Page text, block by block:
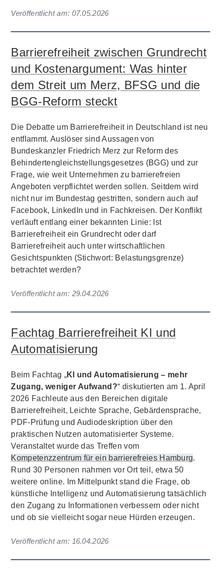
Veröffentlicht am: 07.05.2026
Barrierefreiheit zwischen Grundrecht
und Kostenargument: Was hinter
dem Streit um Merz, BFSG und die
BGG-Reform steckt
Die Debatte um Barrierefreiheit in Deutschland ist neu
entflammt. Auslöser sind Aussagen von
Bundeskanzler Friedrich Merz zur Reform des
Behindertengleichstellungsgesetzes (BGG) und zur
Frage, wie weit Unternehmen zu barrierefreien
Angeboten verpflichtet werden sollen. Seitdem wird
nicht nur im Bundestag gestritten, sondern auch auf
Facebook, LinkedIn und in Fachkreisen. Der Konflikt
verläuft entlang einer bekannten Linie: Ist
Barrierefreiheit ein Grundrecht oder darf
Barrierefreiheit auch unter wirtschaftlichen
Gesichtspunkten (Stichwort: Belastungsgrenze)
betrachtet werden?
Veröffentlicht am: 29.04.2026
Fachtag Barrierefreiheit KI und
Automatisierung
Beim Fachtag „KI und Automatisierung – mehr
Zugang, weniger Aufwand?“ diskutierten am 1. April
2026 Fachleute aus den Bereichen digitale
Barrierefreiheit, Leichte Sprache, Gebärdensprache,
PDF-Prüfung und Audiodeskription über den
praktischen Nutzen automatisierter Systeme.
Veranstaltet wurde das Treffen vom
Kompetenzzentrum für ein barrierefreies Hamburg.
Rund 30 Personen nahmen vor Ort teil, etwa 50
weitere online. Im Mittelpunkt stand die Frage, ob
künstliche Intelligenz und Automatisierung tatsächlich
den Zugang zu Informationen verbessern oder nicht
und ob sie vielleicht sogar neue Hürden erzeugen.
Veröffentlicht am: 16.04.2026